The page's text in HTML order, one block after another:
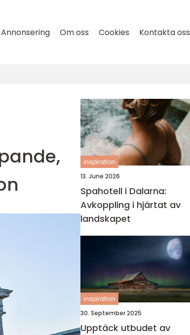
Annonsering Om oss Cookies Kontakta oss
inspiration
13. June 2026
Spahotell i Dalarna:
Avkoppling i hjärtat av
landskapet
inspiration
30. September 2025
Upptäck utbudet av